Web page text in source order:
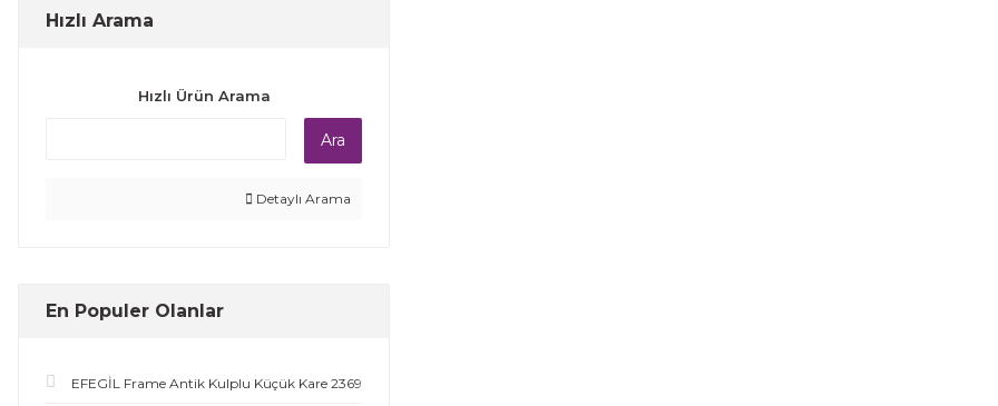
Hızlı Arama
Hızlı Ürün Arama
Ara
Detaylı Arama
En Populer Olanlar
EFEGİL Frame Antik Kulplu Küçük Kare 2369